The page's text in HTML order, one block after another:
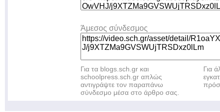
Άμεσος σύνδεσμος
Για τα blogs.sch.gr και
schoolpress.sch.gr απλώς
αντιγράψτε τον παραπάνω
σύνδεσμο μέσα στο άρθρο σας.
Για